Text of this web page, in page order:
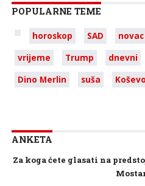
POPULARNE TEME
horoskop SAD novac
vrijeme
Trump dnevni
Dino Merlin
suša Koševo
ANKETA
Za koga ćete glasati na